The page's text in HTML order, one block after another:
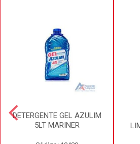
DETERGENTE GEL AZULIM
5LT MARINER